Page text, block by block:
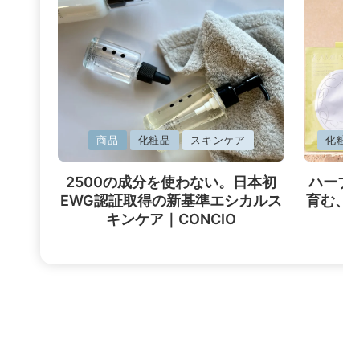
掲
載
済
商品 化粧品 スキンケア
2500の成分を使わない。日本初
EWG認証取得の新基準エシカルス
キンケア｜CONCIO
に
掲
載
済
化
ハー
育む